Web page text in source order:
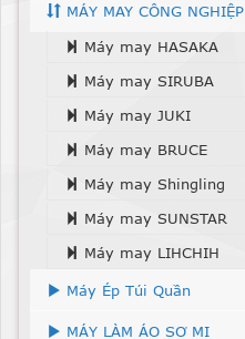
MÁY MAY CÔNG NGHIỆP
Máy may HASAKA
Máy may SIRUBA
Máy may JUKI
Máy may BRUCE
Máy may Shingling
Máy may SUNSTAR
Máy may LIHCHIH
Máy Ép Túi Quần
MÁY LÀM ÁO SƠ MI